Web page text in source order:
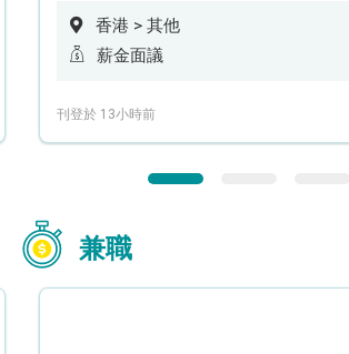
香港 > 其他
薪金面議
刊登於 13小時前
兼職